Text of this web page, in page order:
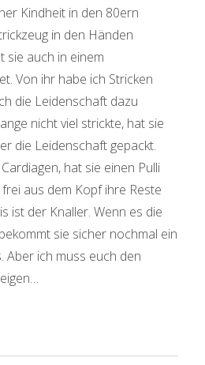
Kindheit in den 80ern
in den Händen
sie auch in einem
Von ihr habe ich Stricken
die Leidenschaft dazu
nicht viel strickte, hat sie
die Leidenschaft gepackt.
hat sie einen Pulli
aus dem Kopf ihre Reste
ist der Knaller. Wenn es die
sie sicher nochmal ein
Aber ich muss euch den